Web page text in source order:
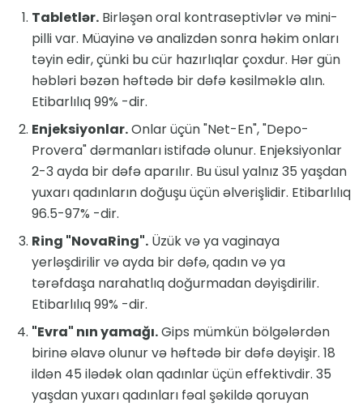
Tabletlər. Birləşən oral kontraseptivlər və mini-
pilli var. Müayinə və analizdən sonra həkim onları
təyin edir, çünki bu cür hazırlıqlar çoxdur. Hər gün
həbləri bəzən həftədə bir dəfə kəsilməklə alın.
Etibarlılıq 99% -dir.
Enjeksiyonlar.Onlar üçün "Net-En", "Depo-
Provera" dərmanları istifadə olunur. Enjeksiyonlar
2-3 ayda bir dəfə aparılır. Bu üsul yalnız 35 yaşdan
yuxarı qadınların doğuşu üçün əlverişlidir. Etibarlılıq
96.5-97% -dir.
Ring "NovaRing". Üzük və ya vaginaya
yerləşdirilir və ayda bir dəfə, qadın və ya
tərəfdaşa narahatlıq doğurmadan dəyişdirilir.
Etibarlılıq 99% -dir.
"Evra" nın yamağı.Gips mümkün bölgələrdən
birinə əlavə olunur və həftədə bir dəfə dəyişir. 18
ildən 45 ilədək olan qadınlar üçün effektivdir. 35
yaşdan yuxarı qadınları fəal şəkildə qoruyan